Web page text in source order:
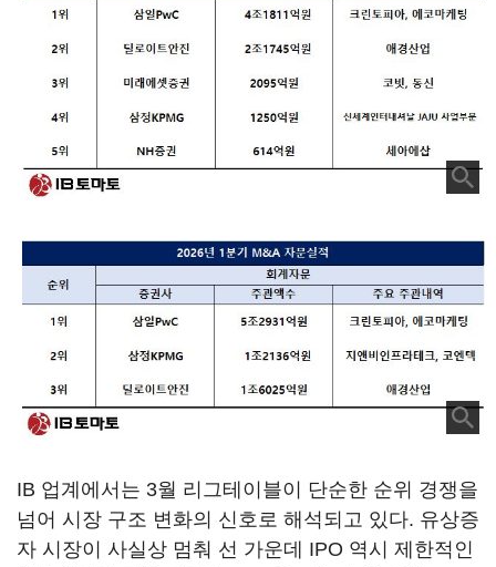
IB 업계에서는 3월 리그테이블이 단순한 순위 경쟁을
넘어 시장 구조 변화의 신호로 해석되고 있다. 유상증
자 시장이 사실상 멈춰 선 가운데 IPO 역시 제한적인